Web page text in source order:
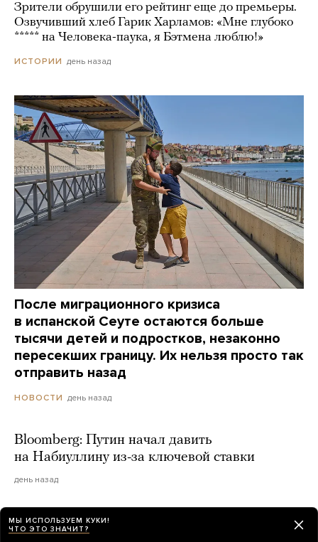
Зрители обрушили его рейтинг еще до премьеры.
Озвучивший хлеб Гарик Харламов: «Мне глубоко
***** на Человека-паука, я Бэтмена люблю!»
ИСТОРИИ день назад
После миграционного кризиса
в испанской Сеуте остаются больше
тысячи детей и подростков, незаконно
пересекших границу. Их нельзя просто так
отправить назад
НОВОСТИ день назад
Bloomberg: Путин начал давить
на Набиуллину из-за ключевой ставки
день назад
МЫ ИСПОЛЬЗУЕМ КУКИ!
ЧТО ЭТО ЗНАЧИТ?